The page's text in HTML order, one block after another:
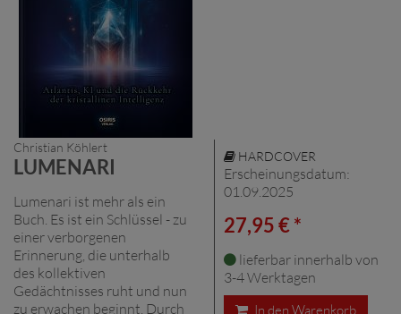
Christian Köhlert
LUMENARI
Lumenari ist mehr als ein
Buch. Es ist ein Schlüssel - zu
einer verborgenen
Erinnerung, die unterhalb
des kollektiven
Gedächtnisses ruht und nun
zu erwachen beginnt. Durch
HARDCOVER
Erscheinungsdatum:
01.09.2025
27,95 € *
lieferbar innerhalb von
3-4 Werktagen
In den Warenkorb